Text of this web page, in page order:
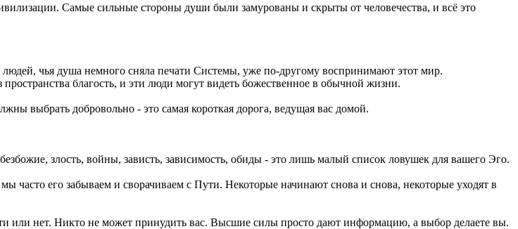
Самые сильные стороны души были замурованы и скрыты от человечества, и всё это
чья душа немного сняла печати Системы, уже по-другому воспринимают этот мир.
благость, и эти люди могут видеть божественное в обычной жизни.
выбрать добровольно - это самая короткая дорога, ведущая вас домой.
злость, войны, зависть, зависимость, обиды - это лишь малый список ловушек для вашего Эго.
часто его забываем и сворачиваем с Пути. Некоторые начинают снова и снова, некоторые уходят в
или нет. Никто не может принудить вас. Высшие силы просто дают информацию, а выбор делаете вы.